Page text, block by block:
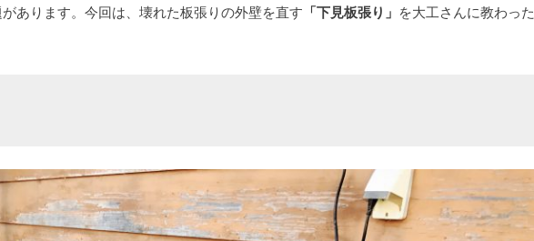
あります。今回は、壊れた板張りの外壁を直す 「下見板張り」 を大工さんに教わった